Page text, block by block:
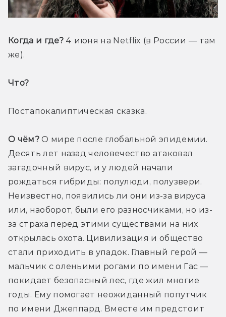
Когда и где? 4 июня на Netflix (в России — там
же).
Что?
Постапокалиптическая сказка.
О чём? О мире после глобальной эпидемии.
Десять лет назад человечество атаковал
загадочный вирус, и у людей начали
рождаться гибриды: полулюди, полузвери.
Неизвестно, появились ли они из-за вируса
или, наоборот, были его разносчиками, но из-
за страха перед этими существами на них
открылась охота. Цивилизация и общество
стали приходить в упадок. Главный герой —
мальчик с оленьими рогами по имени Гас —
покидает безопасный лес, где жил многие
годы. Ему помогает неожиданный попутчик
по имени Джеппард. Вместе им предстоит